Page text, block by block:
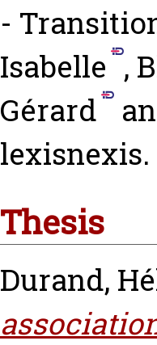
-
Isabelle ,
Gérard
lexisnexis.
Thesis
Durand,